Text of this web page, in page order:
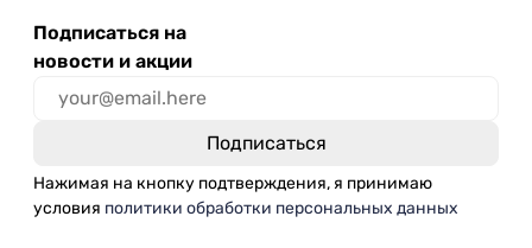
Подписаться на
новости и акции
Нажимая на кнопку подтверждения, я принимаю
условия политики обработки персональных данных